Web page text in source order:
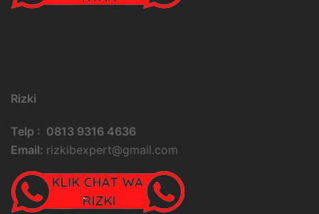
Rizki
Telp : 0813 9316 4636
Email: rizkibexpert@gmail.com